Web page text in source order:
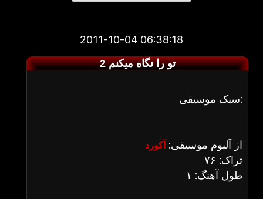
2011-10-04 06:38:18
تو را نگاه میکنم 2
سبک موسیقی:
از آلبوم موسیقی: آکورد
تراک: ۷۶
طول آهنگ: ۱